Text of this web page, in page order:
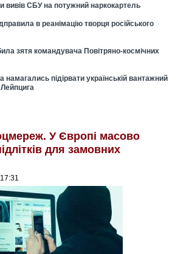
вивів СБУ на потужний наркокартель
в реанімацію творця російського
зятя командувача Повітряно-космічних
намагались підірвати українській вантажний
У Європі масово
для замовних